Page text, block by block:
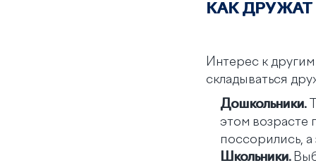
КАК
Интерес к
складываться
Дошкольники.
этом возрасте
поссорились, а
Школьники.